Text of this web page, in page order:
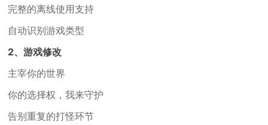
完整的离线使用支持
自动识别游戏类型
2、游戏修改
主宰你的世界
你的选择权，我来守护
告别重复的打怪环节